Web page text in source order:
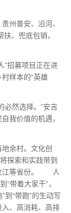
州普安、沿河、
、兜底包销，
”招募项目正在进
样本的“英雄
必然选择。”安吉
我价值的机遇，
余村。文化创
探索和实践带到
龙江等省份。 人
带着大家干”，
到“带跑”的生动写
、高消耗、高排